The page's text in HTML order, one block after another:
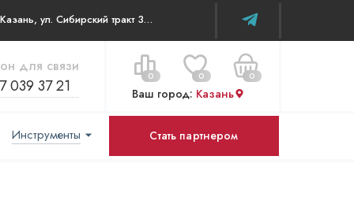
г. Казань, ул. Сибирский тракт 34В/к2 офис 315
для связи
039 37 21
0 0 0
Цена за все:
Перейти в корзину
Ваш город: Казань
Инструменты Стать партнером